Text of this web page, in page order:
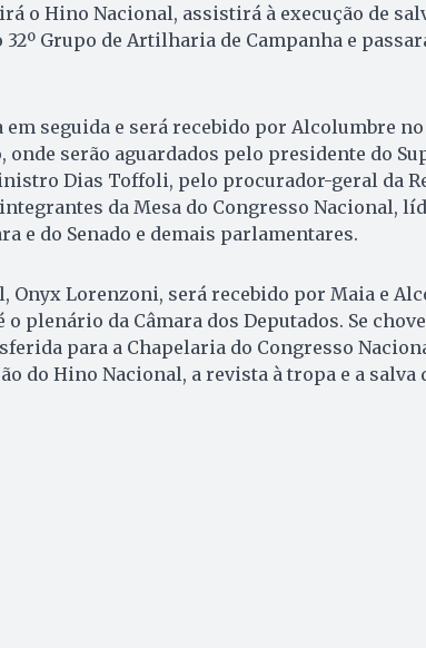
o Hino Nacional, assistirá à execução de
Grupo de Artilharia de Campanha e
seguida e será recebido por Alcolumbre no
onde serão aguardados pelo presidente do
Dias Toffoli, pelo procurador-geral da
da Mesa do Congresso Nacional,
e do Senado e demais parlamentares.
Onyx Lorenzoni, será recebido por Maia e
o plenário da Câmara dos Deputados. Se
para a Chapelaria do Congresso
do Hino Nacional, a revista à tropa e a salva